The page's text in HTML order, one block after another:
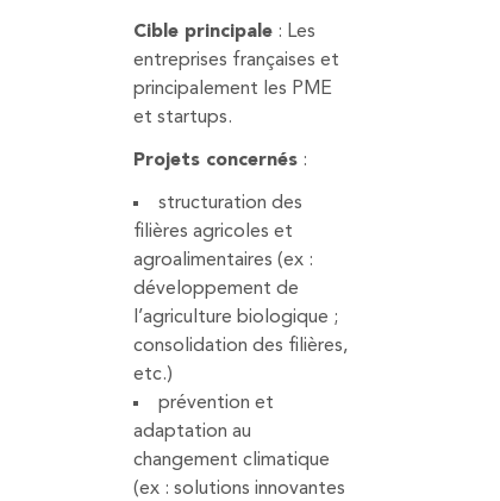
Cible principale: Les
entreprises françaises et
principalement les PME
et startups.
Projets concernés:
structuration des
filières agricoles et
agroalimentaires (ex :
développement de
l’agriculture biologique ;
consolidation des filières,
etc.)
prévention et
adaptation au
changement climatique
(ex : solutions innovantes